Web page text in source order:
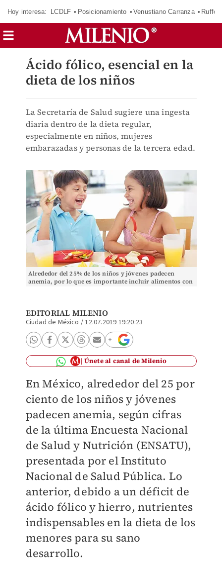
Hoy interesa: LCDLF Posicionamiento Venustiano Carranza Ruffo
Ácido fólico, esencial en la
dieta de los niños
La Secretaría de Salud sugiere una ingesta
diaria dentro de la dieta regular,
especialmente en niños, mujeres
embarazadas y personas de la tercera edad.
Alrededor del 25% de los niños y jóvenes padecen
anemia, por lo que es importante incluir alimentos con
EDITORIAL MILENIO
Ciudad de México /12.07.2019 19:20:23
Únete al canal de Milenio
En México, alrededor del 25 por
ciento de los niños y jóvenes
padecen anemia, según cifras
de la última Encuesta Nacional
de Salud y Nutrición (ENSATU),
presentada por el Instituto
Nacional de Salud Pública. Lo
anterior, debido a un déficit de
ácido fólico y hierro, nutrientes
indispensables en la dieta de los
menores para su sano
desarrollo.